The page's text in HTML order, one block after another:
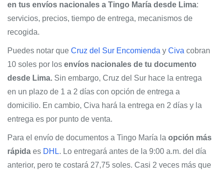
en tus envíos nacionales a Tingo María desde Lima:
servicios, precios, tiempo de entrega, mecanismos de
recogida.
Puedes notar que Cruz del Sur Encomienda y Civa cobran
10 soles por los envíos nacionales de tu documento
desde Lima. Sin embargo, Cruz del Sur hace la entrega
en un plazo de 1 a 2 días con opción de entrega a
domicilio. En cambio, Civa hará la entrega en 2 días y la
entrega es por punto de venta.
Para el envío de documentos a Tingo María la opción más
rápida es DHL. Lo entregará antes de la 9:00 a.m. del día
anterior, pero te costará 27,75 soles. Casi 2 veces más que